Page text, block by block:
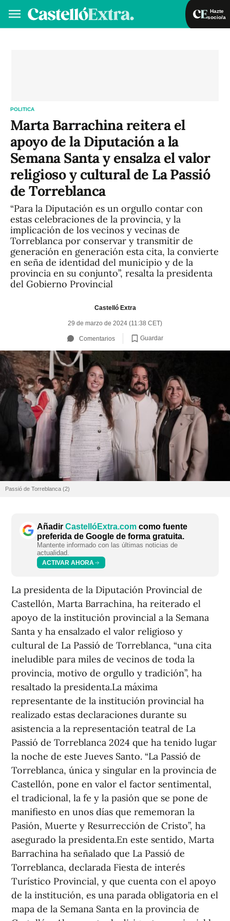
Hazte
socio/a
POLITICA
Marta Barrachina reitera el
apoyo de la Diputación a la
Semana Santa y ensalza el valor
religioso y cultural de La Passió
de Torreblanca
“Para la Diputación es un orgullo contar con
estas celebraciones de la provincia, y la
implicación de los vecinos y vecinas de
Torreblanca por conservar y transmitir de
generación en generación esta cita, la convierte
en seña de identidad del municipio y de la
provincia en su conjunto”, resalta la presidenta
del Gobierno Provincial
Castelló Extra
29 de marzo de 2024 (11:38 CET)
Comentarios Guardar
Passió de Torreblanca (2)
Añadir CastellóExtra.com como fuente
preferida de Google de forma gratuita.
Mantente informado con las últimas noticias de
actualidad.
ACTIVAR AHORA
La presidenta de la Diputación Provincial de
Castellón, Marta Barrachina, ha reiterado el
apoyo de la institución provincial a la Semana
Santa y ha ensalzado el valor religioso y
cultural de La Passió de Torreblanca, “una cita
ineludible para miles de vecinos de toda la
provincia, motivo de orgullo y tradición”, ha
resaltado la presidenta.La máxima
representante de la institución provincial ha
realizado estas declaraciones durante su
asistencia a la representación teatral de La
Passió de Torreblanca 2024 que ha tenido lugar
la noche de este Jueves Santo. “La Passió de
Torreblanca, única y singular en la provincia de
Castellón, pone en valor el factor sentimental,
el tradicional, la fe y la pasión que se pone de
manifiesto en unos días que rememoran la
Pasión, Muerte y Resurrección de Cristo”, ha
asegurado la presidenta.En este sentido, Marta
Barrachina ha señalado que La Passió de
Torreblanca, declarada Fiesta de interés
Turístico Provincial, y que cuenta con el apoyo
de la institución, es una parada obligatoria en el
mapa de la Semana Santa en la provincia de